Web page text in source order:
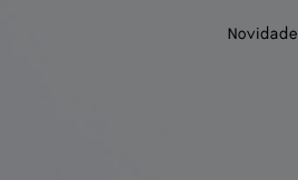
Novidade